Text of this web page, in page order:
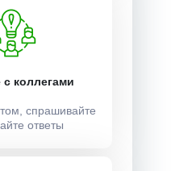
коллегами
спрашивайте
ответы